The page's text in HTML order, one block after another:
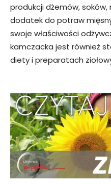
produkcji dżemów,
dodatek do potraw
swoje właściwości
kamczacka jest również
diety i preparatach